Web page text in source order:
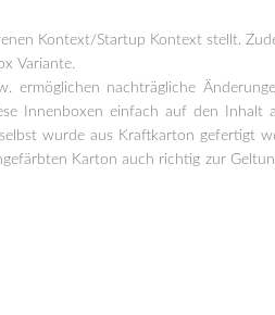
Kontext/Startup Kontext stellt.
Variante.
nachträgliche
Innenboxen einfach auf den Inhalt
wurde aus Kraftkarton gefertigt
Karton auch richtig zur